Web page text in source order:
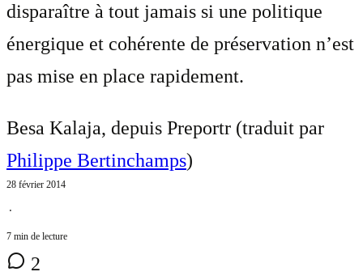
disparaître à tout jamais si une politique
énergique et cohérente de préservation n’est
pas mise en place rapidement.
Besa Kalaja, depuis Preportr (traduit par
Philippe Bertinchamps)
28 février 2014
⋅
7 min de lecture
2